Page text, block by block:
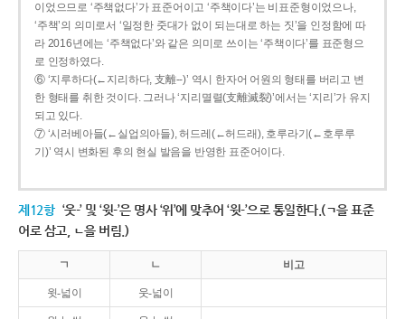
이었으므로 ‘주책없다’가 표준어이고 ‘주책이다’는 비표준형이었으나,
‘주책’의 의미로서 ‘일정한 줏대가 없이 되는대로 하는 짓’을 인정함에 따
라 2016년에는 ‘주책없다’와 같은 의미로 쓰이는 ‘주책이다’를 표준형으
로 인정하였다.
⑥ ‘지루하다(←지리하다, 支離--)’ 역시 한자어 어원의 형태를 버리고 변
한 형태를 취한 것이다. 그러나 ‘지리멸렬(支離滅裂)’에서는 ‘지리’가 유지
되고 있다.
⑦ ‘시러베아들(←실업의아들), 허드레(←허드래), 호루라기(←호루루
기)’ 역시 변화된 후의 현실 발음을 반영한 표준어이다.
제12항 ‘웃-’ 및 ‘윗-’은 명사 ‘위’에 맞추어 ‘윗-’으로 통일한다.(ㄱ을 표준
어로 삼고, ㄴ을 버림.)
ㄱ ㄴ 비고
윗-넓이 웃-넓이